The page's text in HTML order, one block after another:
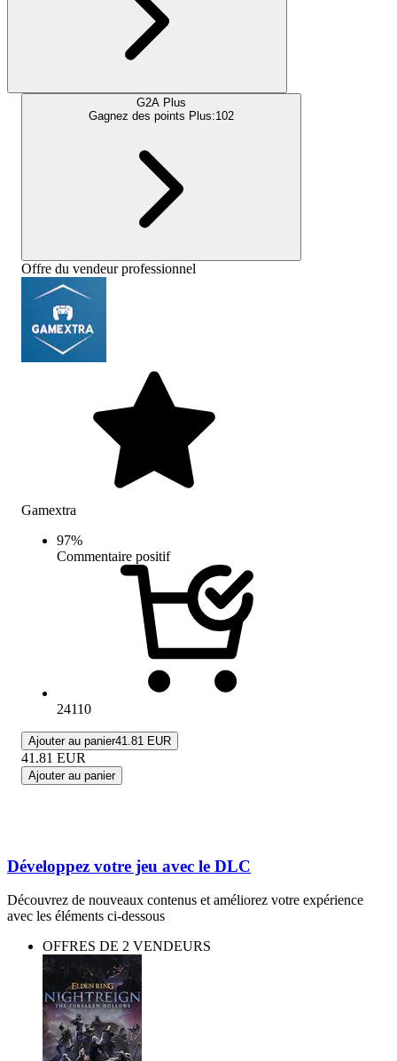
G2A Plus
Gagnez des points Plus:102
Offre du vendeur professionnel
Gamextra
97%
Commentaire positif
24110
Ajouter au panier41.81 EUR
41.81 EUR
Ajouter au panier
Développez votre jeu avec le DLC
Découvrez de nouveaux contenus et améliorez votre expérience
avec les éléments ci-dessous
OFFRES DE 2 VENDEURS